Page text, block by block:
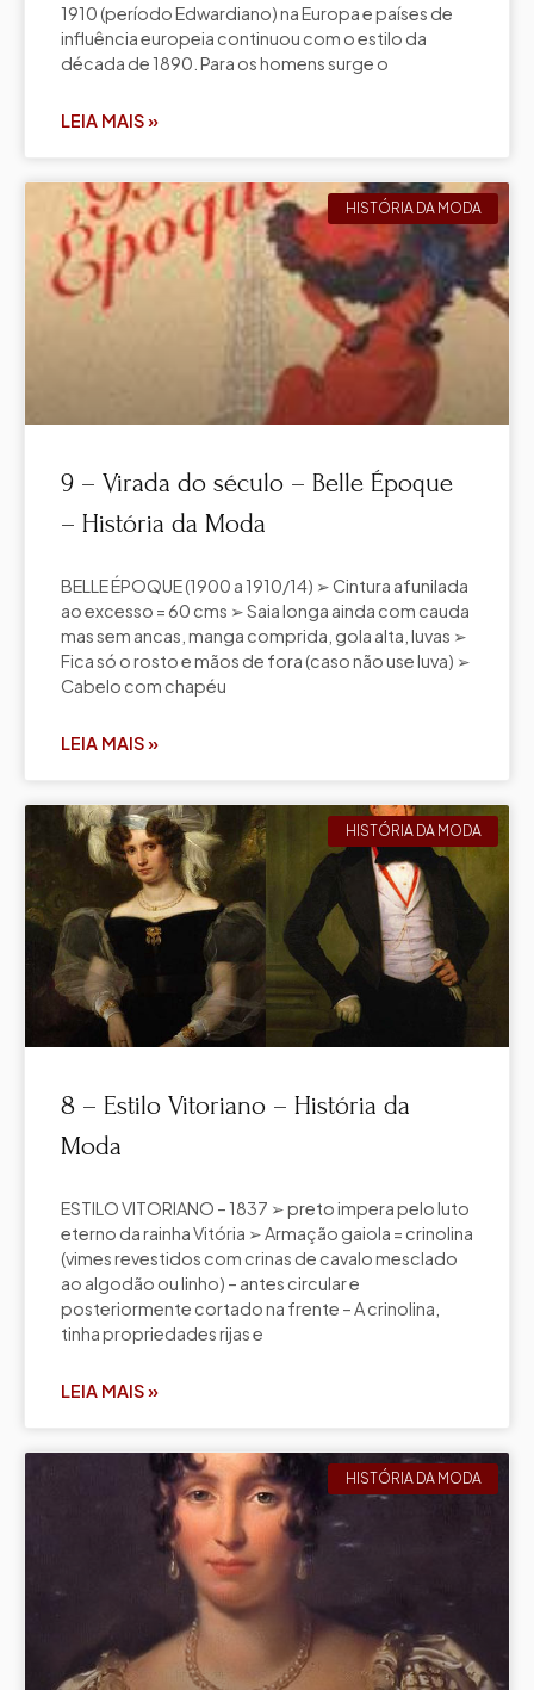
1910 (período Edwardiano) na Europa e países de
influência europeia continuou com o estilo da
década de 1890. Para os homens surge o
LEIA MAIS »
HISTÓRIA DA MODA
9 – Virada do século – Belle Époque
– História da Moda
BELLE ÉPOQUE (1900 a 1910/14) ➢ Cintura afunilada
ao excesso = 60 cms ➢ Saia longa ainda com cauda
mas sem ancas, manga comprida, gola alta, luvas ➢
Fica só o rosto e mãos de fora (caso não use luva) ➢
Cabelo com chapéu
LEIA MAIS »
HISTÓRIA DA MODA
8 – Estilo Vitoriano – História da
Moda
ESTILO VITORIANO – 1837 ➢ preto impera pelo luto
eterno da rainha Vitória ➢ Armação gaiola = crinolina
(vimes revestidos com crinas de cavalo mesclado
ao algodão ou linho) – antes circular e
posteriormente cortado na frente – A crinolina,
tinha propriedades rijas e
LEIA MAIS »
HISTÓRIA DA MODA